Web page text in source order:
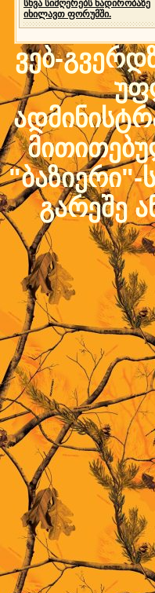
სხვა სიმღერებს ნადირობაზე
იხილავთ ფორუმში.
ვებ-
"ბაზიერი"-
გარეშე